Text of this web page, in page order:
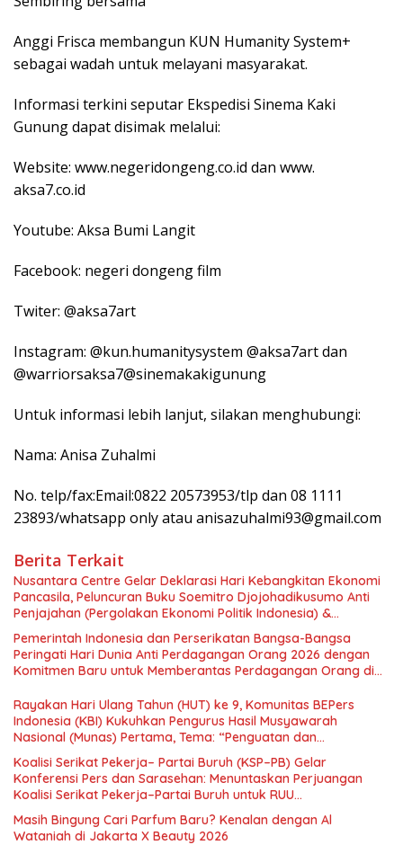
Anggi Frisca membangun KUN Humanity System+
sebagai wadah untuk melayani masyarakat.
Informasi terkini seputar Ekspedisi Sinema Kaki
Gunung dapat disimak melalui:
Website: www.negeridongeng.co.id dan www.
aksa7.co.id
Youtube: Aksa Bumi Langit
Facebook: negeri dongeng film
Twiter: @aksa7art
Instagram: @kun.humanitysystem @aksa7art dan
@warriorsaksa7@sinemakakigunung
Untuk informasi lebih lanjut, silakan menghubungi:
Nama: Anisa Zuhalmi
No. telp/fax:Email:0822 20573953/tlp dan 08 1111
23893/whatsapp only atau anisazuhalmi93@gmail.com
Berita Terkait
Nusantara Centre Gelar Deklarasi Hari Kebangkitan Ekonomi
Pancasila, Peluncuran Buku Soemitro Djojohadikusumo Anti
Penjajahan (Pergolakan Ekonomi Politik Indonesia) &
Simposium Nasional “Urgensi Undang-Undang Perekonomian
Nasional dan Kesejahteraan Sosial dalam Menata Bangsa
Menuju Indonesia Emas 2045”,
Pemerintah Indonesia dan Perserikatan Bangsa-Bangsa
Peringati Hari Dunia Anti Perdagangan Orang 2026 dengan
Komitmen Baru untuk Memberantas Perdagangan Orang di
Rayakan Hari Ulang Tahun (HUT) ke 9, Komunitas BEPers
Indonesia (KBI) Kukuhkan Pengurus Hasil Musyawarah
Nasional (Munas) Pertama, Tema: “Penguatan dan
Pengembangan Organisasi KBI yang Berbasis Riset di seluruh
Indonesia dan Mancanegara”.
Koalisi Serikat Pekerja– Partai Buruh (KSP–PB) Gelar
Konferensi Pers dan Sarasehan: Menuntaskan Perjuangan
Koalisi Serikat Pekerja–Partai Buruh untuk RUU
Ketenagakerjaan Baru.
Masih Bingung Cari Parfum Baru? Kenalan dengan Al
Wataniah di Jakarta X Beauty 2026